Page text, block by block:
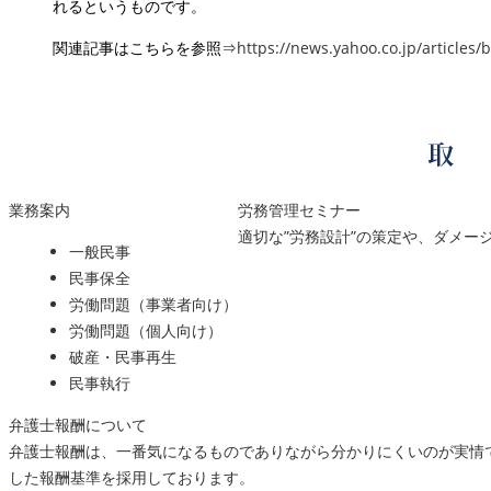
れるというものです。
関連記事はこちらを参照⇒https://news.yahoo.co.jp/articles/
業務案内
一般民事
民事保全
労働問題（事業者向け）
労働問題（個人向け）
破産・民事再生
民事執行
労務管理セミナー
適切な”労務設計”の策定や、ダメ
弁護士報酬について
弁護士報酬は、一番気になるものでありながら分かりにくいのが実
した報酬基準を採用しております。